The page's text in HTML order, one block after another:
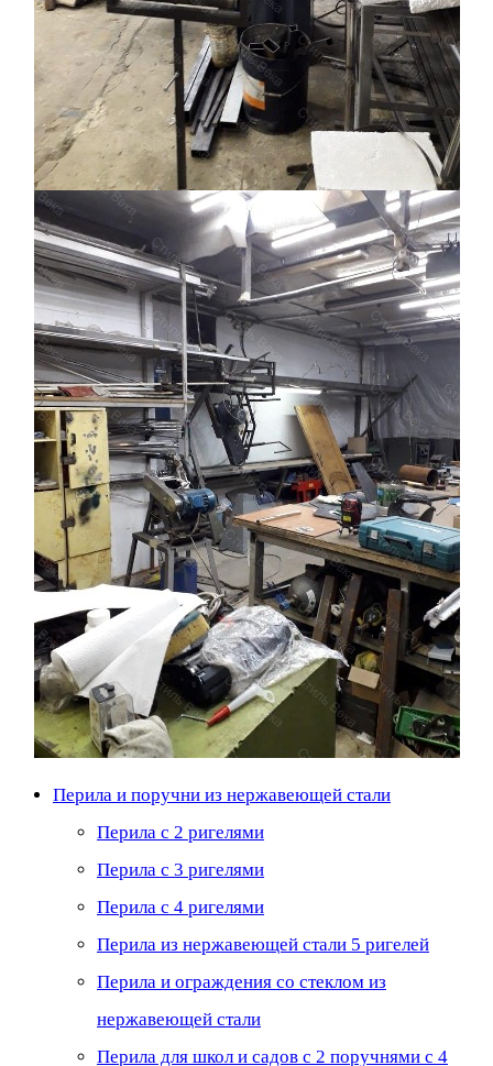
Перила и поручни из нержавеющей стали
Перила с 2 ригелями
Перила с 3 ригелями
Перила с 4 ригелями
Перила из нержавеющей стали 5 ригелей
Перила и ограждения со стеклом из
нержавеющей стали
Перила для школ и садов с 2 поручнями с 4